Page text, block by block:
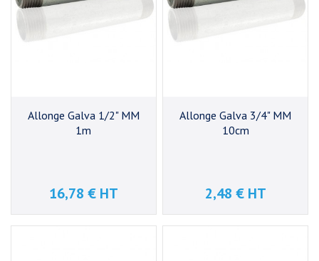
Allonge Galva 1/2" MM
1m
Prix
16,78 € HT
Allonge Galva 3/4" MM
10cm
Prix
2,48 € HT